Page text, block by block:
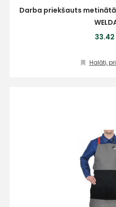
Darba priekšauts
Halāti,